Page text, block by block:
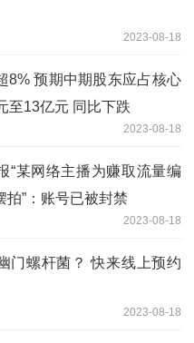
2023-08-18
8% 预期中期股东应占核心
至13亿元 同比下跌
2023-08-18
“某网络主播为赚取流量编
拍”：账号已被封禁
2023-08-18
门螺杆菌？ 快来线上预约
2023-08-18